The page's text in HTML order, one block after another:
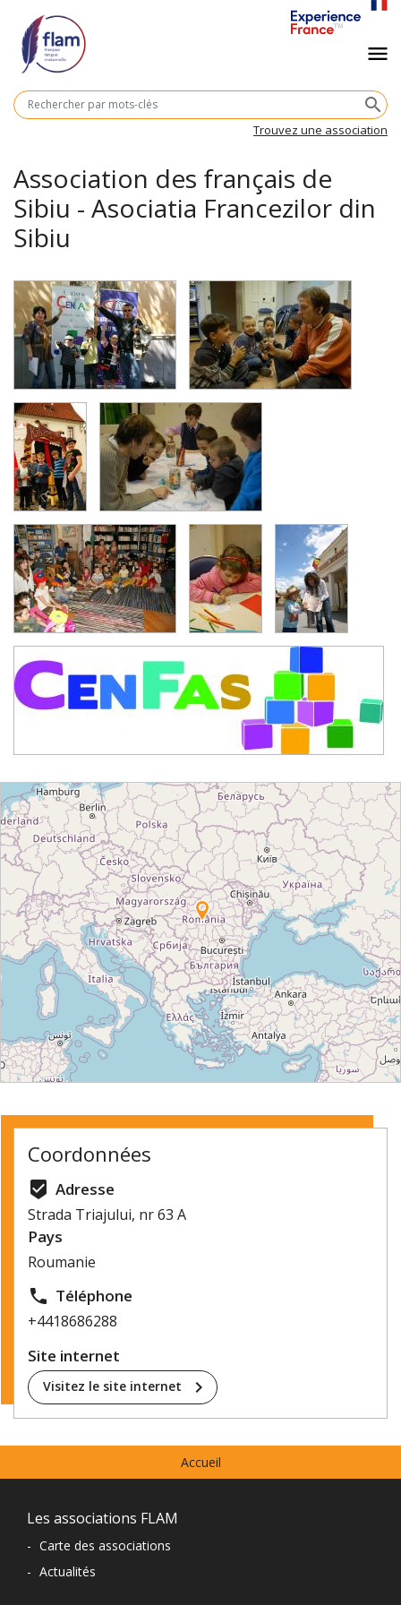
contenu
principal
Navigation
principalesearch
Trouvez une association
menu
Association des français de
Sibiu - Asociatia Francezilor din
Sibiu
©OpenStreetMapcontributors.
Coordonnées
beenhere Adresse
Strada Triajului, nr 63 A
Pays
Roumanie
local_phone Téléphone
+4418686288
Site internet
Visitez le site internet chevron_right
Accueil
Navigation
du
pied
Les associations FLAM
- Carte des associations
- Actualités